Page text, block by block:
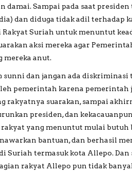
damai. Sampai pada saat
dan diduga tidak adil terhadap
Suriah untuk menuntut
aksi mereka agar
mereka anut.
sunni dan jangan ada diskriminasi
pemerintah karena pemerintah
rakyatnya suarakan, sampai
presiden, dan
rakyat yang menuntut mulai
bantuan, dan berhasil
Suriah termasuk kota Allepo.
rakyat Allepo pun tidak